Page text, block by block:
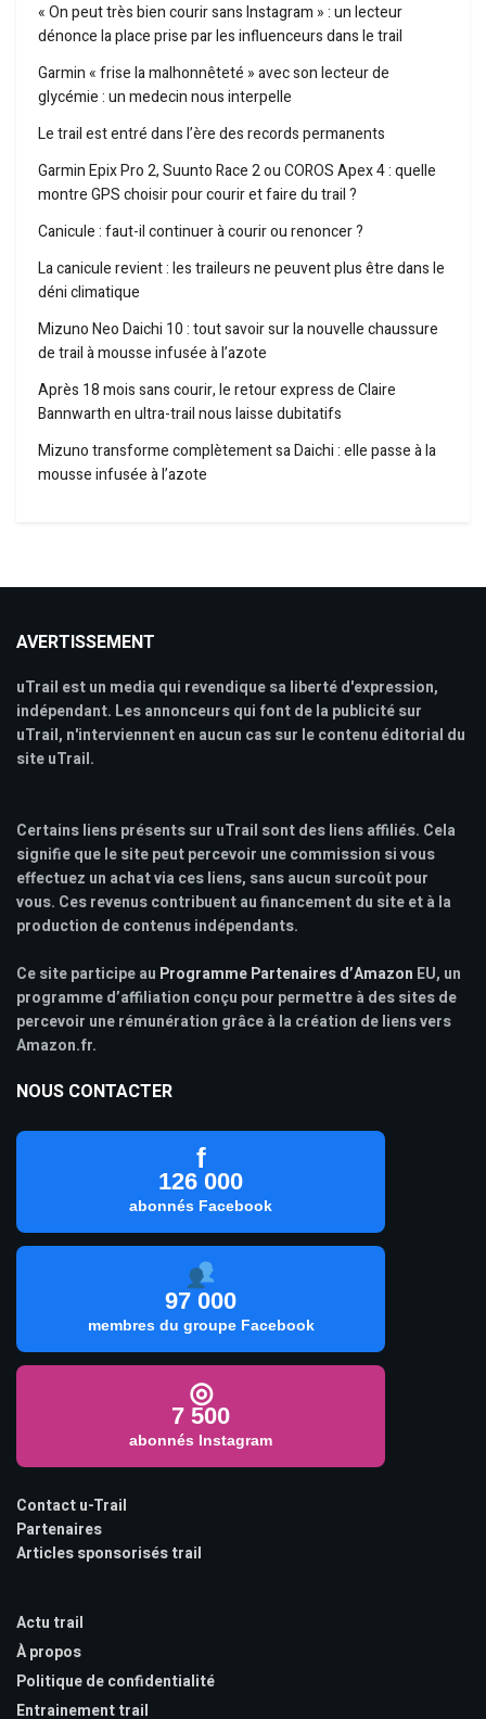
« On peut très bien courir sans Instagram » : un lecteur
dénonce la place prise par les influenceurs dans le trail
Garmin « frise la malhonnêteté » avec son lecteur de
glycémie : un medecin nous interpelle
Le trail est entré dans l’ère des records permanents
Garmin Epix Pro 2, Suunto Race 2 ou COROS Apex 4 : quelle
montre GPS choisir pour courir et faire du trail ?
Canicule : faut-il continuer à courir ou renoncer ?
La canicule revient : les traileurs ne peuvent plus être dans le
déni climatique
Mizuno Neo Daichi 10 : tout savoir sur la nouvelle chaussure
de trail à mousse infusée à l’azote
Après 18 mois sans courir, le retour express de Claire
Bannwarth en ultra-trail nous laisse dubitatifs
Mizuno transforme complètement sa Daichi : elle passe à la
mousse infusée à l’azote
AVERTISSEMENT
uTrail est un media qui revendique sa liberté d'expression,
indépendant. Les annonceurs qui font de la publicité sur
uTrail, n'interviennent en aucun cas sur le contenu éditorial du
site uTrail.
Certains liens présents sur uTrail sont des liens affiliés. Cela
signifie que le site peut percevoir une commission si vous
effectuez un achat via ces liens, sans aucun surcoût pour
vous. Ces revenus contribuent au financement du site et à la
production de contenus indépendants.
Ce site participe au Programme Partenaires d’Amazon EU, un
programme d’affiliation conçu pour permettre à des sites de
percevoir une rémunération grâce à la création de liens vers
Amazon.fr.
NOUS CONTACTER
f
126 000
abonnés Facebook
97 000
membres du groupe Facebook
◎
7 500
abonnés Instagram
Contact u-Trail
Partenaires
Articles sponsorisés trail
Actu trail
À propos
Politique de confidentialité
Entrainement trail